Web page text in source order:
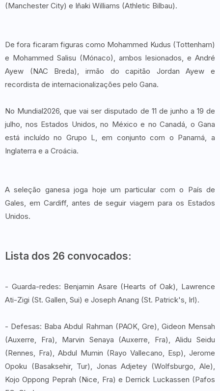
(Manchester City) e Iñaki Williams (Athletic Bilbau).
De fora ficaram figuras como Mohammed Kudus (Tottenham)
e Mohammed Salisu (Mónaco), ambos lesionados, e André
Ayew (NAC Breda), irmão do capitão Jordan Ayew e
recordista de internacionalizações pelo Gana.
No Mundial2026, que vai ser disputado de 11 de junho a 19 de
julho, nos Estados Unidos, no México e no Canadá, o Gana
está incluído no Grupo L, em conjunto com o Panamá, a
Inglaterra e a Croácia.
A seleção ganesa joga hoje um particular com o País de
Gales, em Cardiff, antes de seguir viagem para os Estados
Unidos.
Lista dos 26 convocados:
- Guarda-redes: Benjamin Asare (Hearts of Oak), Lawrence
Ati-Zigi (St. Gallen, Sui) e Joseph Anang (St. Patrick's, Irl).
- Defesas: Baba Abdul Rahman (PAOK, Gre), Gideon Mensah
(Auxerre, Fra), Marvin Senaya (Auxerre, Fra), Alidu Seidu
(Rennes, Fra), Abdul Mumin (Rayo Vallecano, Esp), Jerome
Opoku (Basaksehir, Tur), Jonas Adjetey (Wolfsburgo, Ale),
Kojo Oppong Peprah (Nice, Fra) e Derrick Luckassen (Pafos